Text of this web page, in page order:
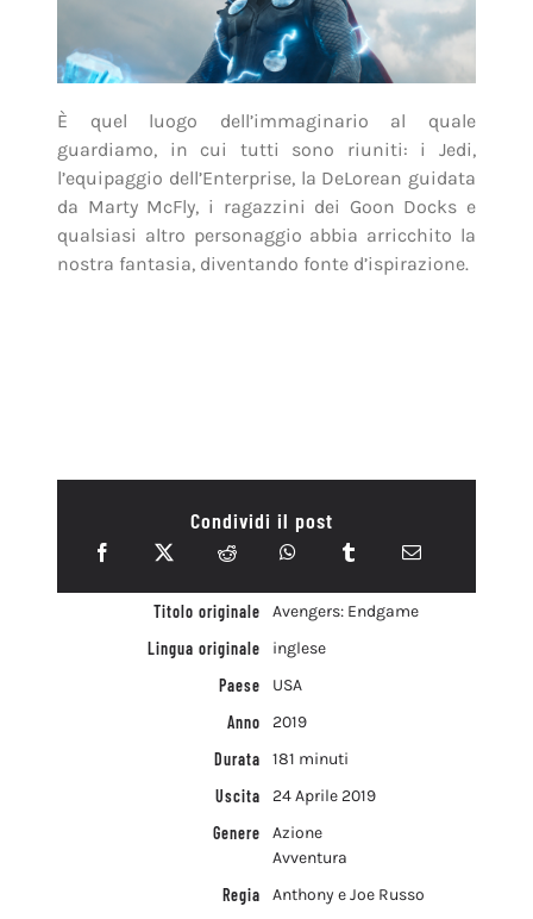
È quel luogo dell’immaginario al quale
guardiamo, in cui tutti sono riuniti: i Jedi,
l’equipaggio dell’Enterprise, la DeLorean guidata
da Marty McFly, i ragazzini dei Goon Docks e
qualsiasi altro personaggio abbia arricchito la
nostra fantasia, diventando fonte d’ispirazione.
Condividi il post
Titolo originale
Avengers: Endgame
Lingua originale
inglese
Paese
USA
Anno
2019
Durata
181 minuti
Uscita
24 Aprile 2019
Genere
Azione
Avventura
Regia
Anthony e Joe Russo